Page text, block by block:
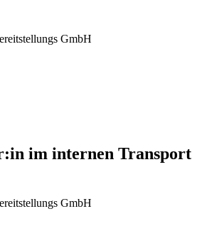
GmbH
im internen Transport
GmbH